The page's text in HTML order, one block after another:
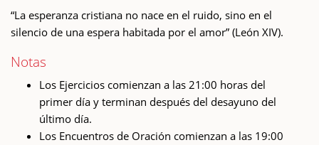
“La esperanza cristiana no nace en el ruido, sino en el
silencio de una espera habitada por el amor” (León XIV).
Notas
Los Ejercicios comienzan a las 21:00 horas del
primer día y terminan después del desayuno del
último día.
Los Encuentros de Oración comienzan a las 19:00